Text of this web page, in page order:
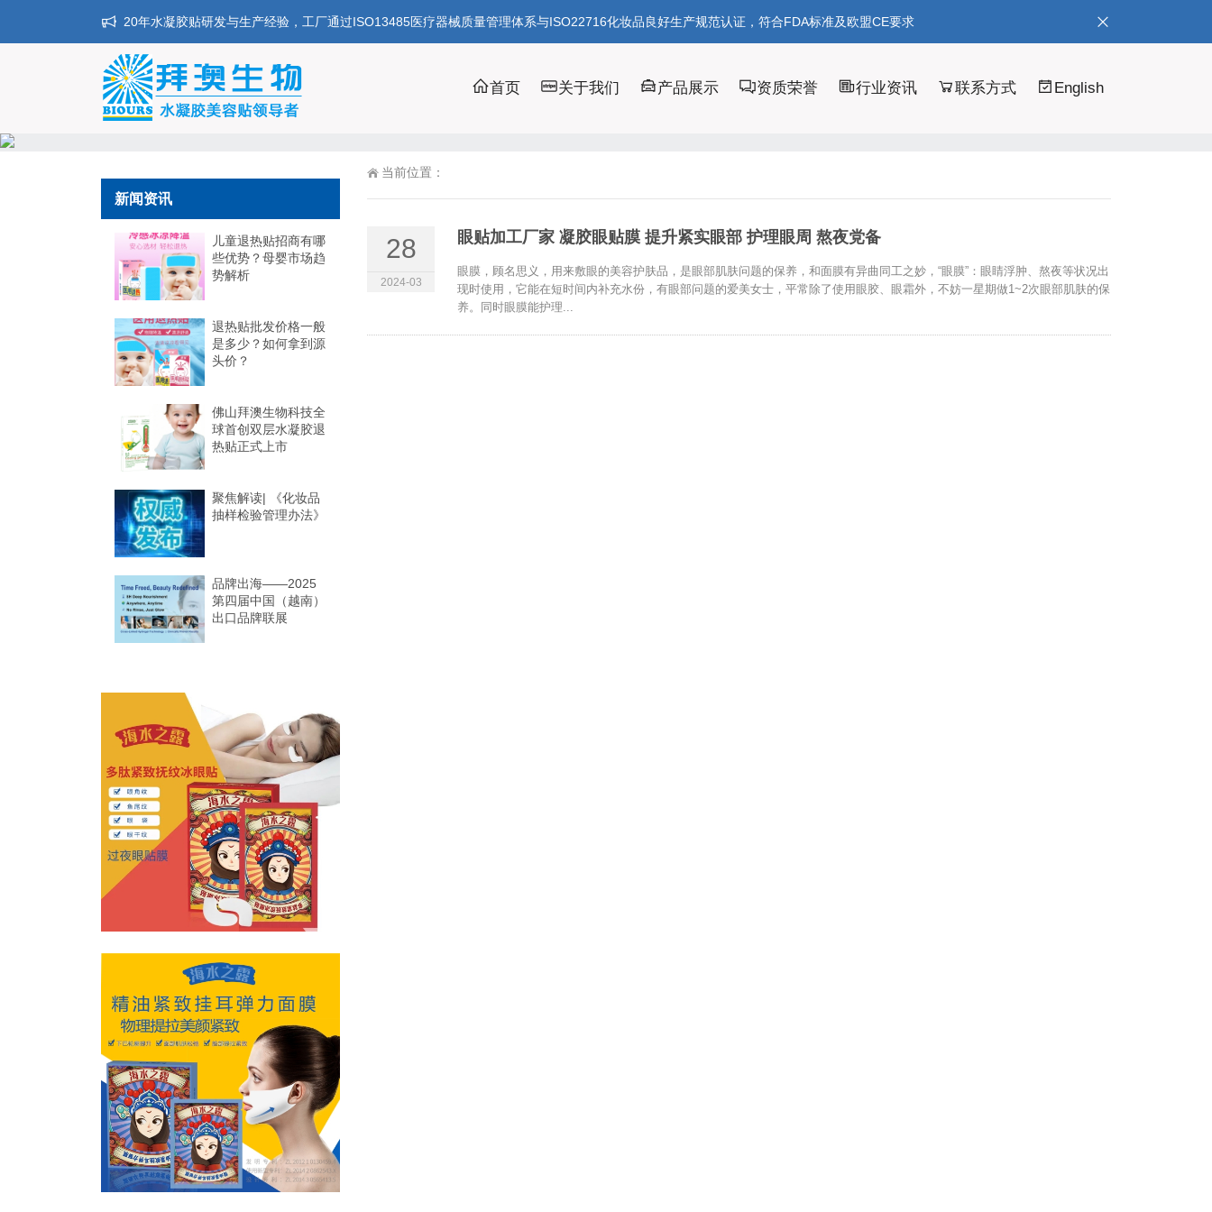
20年水凝胶贴研发与生产经验，工厂通过ISO13485医疗器械质量管理体系与ISO22716化妆品良好生产规范认证，符合FDA标准及欧盟CE要求
首页 关于我们 产品展示 资质荣誉 行业资讯 联系方式 English
当前位置：
28
2024-03
眼贴加工厂家 凝胶眼贴膜 提升紧实眼部 护理眼周 熬夜党备
眼膜，顾名思义，用来敷眼的美容护肤品，是眼部肌肤问题的保养，和面膜有异曲同工之妙，“眼膜”：眼睛浮肿、熬夜等状况出
现时使用，它能在短时间内补充水份，有眼部问题的爱美女士，平常除了使用眼胶、眼霜外，不妨一星期做1~2次眼部肌肤的保
养。同时眼膜能护理...
新闻资讯
儿童退热贴招商有哪
些优势？母婴市场趋
势解析
退热贴批发价格一般
是多少？如何拿到源
头价？
佛山拜澳生物科技全
球首创双层水凝胶退
热贴正式上市
聚焦解读| 《化妆品
抽样检验管理办法》
品牌出海——2025
第四届中国（越南）
出口品牌联展